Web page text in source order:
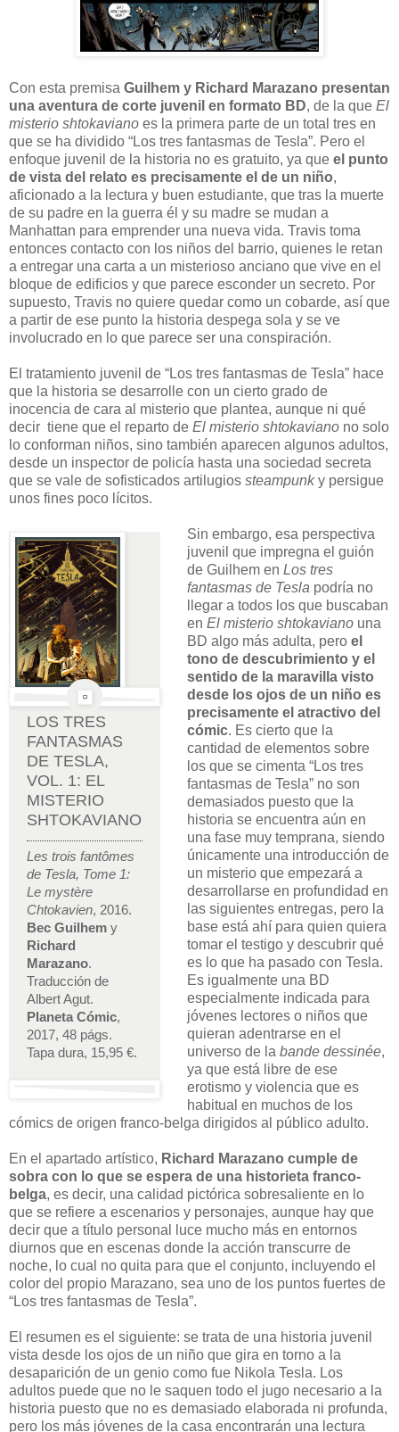
Con esta premisa Guilhem y Richard Marazano presentan
una aventura de corte juvenil en formato BD, de la que El
misterio shtokaviano es la primera parte de un total tres en
que se ha dividido “Los tres fantasmas de Tesla”. Pero el
enfoque juvenil de la historia no es gratuito, ya que el punto
de vista del relato es precisamente el de un niño,
aficionado a la lectura y buen estudiante, que tras la muerte
de su padre en la guerra él y su madre se mudan a
Manhattan para emprender una nueva vida. Travis toma
entonces contacto con los niños del barrio, quienes le retan
a entregar una carta a un misterioso anciano que vive en el
bloque de edificios y que parece esconder un secreto. Por
supuesto, Travis no quiere quedar como un cobarde, así que
a partir de ese punto la historia despega sola y se ve
involucrado en lo que parece ser una conspiración.
El tratamiento juvenil de “Los tres fantasmas de Tesla” hace
que la historia se desarrolle con un cierto grado de
inocencia de cara al misterio que plantea, aunque ni qué
decir tiene que el reparto de El misterio shtokaviano no solo
lo conforman niños, sino también aparecen algunos adultos,
desde un inspector de policía hasta una sociedad secreta
que se vale de sofisticados artilugios steampunky persigue
unos fines poco lícitos.
LOS TRES
FANTASMAS
DE TESLA,
VOL. 1: EL
MISTERIO
SHTOKAVIANO
Les trois fantômes
de Tesla, Tome 1:
Le mystère
Chtokavien, 2016.
Bec Guilhem y
Richard
Marazano.
Traducción de
Albert Agut.
Planeta Cómic,
2017, 48 págs.
Tapa dura, 15,95 €.
Sin embargo, esa perspectiva
juvenil que impregna el guión
de Guilhem en Los tres
fantasmas de Tesla podría no
llegar a todos los que buscaban
en El misterio shtokaviano una
BD algo más adulta, pero el
tono de descubrimiento y el
sentido de la maravilla visto
desde los ojos de un niño es
precisamente el atractivo del
cómic. Es cierto que la
cantidad de elementos sobre
los que se cimenta “Los tres
fantasmas de Tesla” no son
demasiados puesto que la
historia se encuentra aún en
una fase muy temprana, siendo
únicamente una introducción de
un misterio que empezará a
desarrollarse en profundidad en
las siguientes entregas, pero la
base está ahí para quien quiera
tomar el testigo y descubrir qué
es lo que ha pasado con Tesla.
Es igualmente una BD
especialmente indicada para
jóvenes lectores o niños que
quieran adentrarse en el
universo de la bande dessinée,
ya que está libre de ese
erotismo y violencia que es
habitual en muchos de los
cómics de origen franco-belga dirigidos al público adulto.
En el apartado artístico, Richard Marazano cumple de
sobra con lo que se espera de una historieta franco-
belga, es decir, una calidad pictórica sobresaliente en lo
que se refiere a escenarios y personajes, aunque hay que
decir que a título personal luce mucho más en entornos
diurnos que en escenas donde la acción transcurre de
noche, lo cual no quita para que el conjunto, incluyendo el
color del propio Marazano, sea uno de los puntos fuertes de
“Los tres fantasmas de Tesla”.
El resumen es el siguiente: se trata de una historia juvenil
vista desde los ojos de un niño que gira en torno a la
desaparición de un genio como fue Nikola Tesla. Los
adultos puede que no le saquen todo el jugo necesario a la
historia puesto que no es demasiado elaborada ni profunda,
pero los más jóvenes de la casa encontrarán una lectura